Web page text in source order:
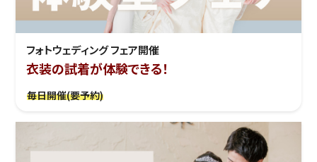
フォトウェディング フェア開催
衣装の試着が体験できる！
毎日開催(要予約)